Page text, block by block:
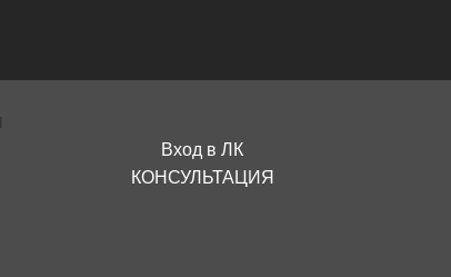
Вход в ЛК
КОНСУЛЬТАЦИЯ